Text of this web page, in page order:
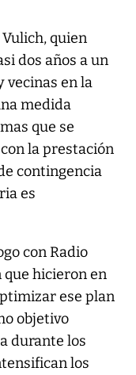
quien
dos años a un
vecinas en la
medida
que se
la prestación
contingencia
es
con Radio
hicieron en
ese plan
objetivo
durante los
los